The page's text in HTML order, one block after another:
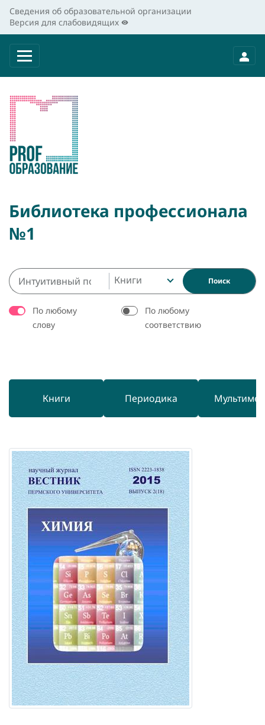
Сведения об образовательной организации
Версия для слабовидящих
Библиотека профессионала
№1
Книги Поиск
По любому
слову
По любому
соответствию
Книги Периодика